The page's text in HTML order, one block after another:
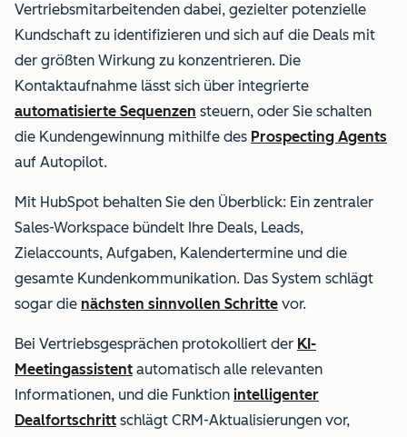
Vertriebsmitarbeitenden dabei, gezielter potenzielle
Kundschaft zu identifizieren und sich auf die Deals mit
der größten Wirkung zu konzentrieren. Die
Kontaktaufnahme lässt sich über integrierte
automatisierte Sequenzen steuern, oder Sie schalten
die Kundengewinnung mithilfe des Prospecting Agents
auf Autopilot.
Mit HubSpot behalten Sie den Überblick: Ein zentraler
Sales-Workspace bündelt Ihre Deals, Leads,
Zielaccounts, Aufgaben, Kalendertermine und die
gesamte Kundenkommunikation. Das System schlägt
sogar die nächsten sinnvollen Schritte vor.
Bei Vertriebsgesprächen protokolliert der KI-
Meetingassistent automatisch alle relevanten
Informationen, und die Funktion intelligenter
Dealfortschritt schlägt CRM-Aktualisierungen vor,